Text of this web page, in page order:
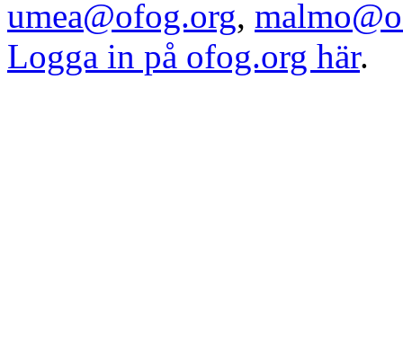
umea@ofog.org,
Logga in på ofog.org här.